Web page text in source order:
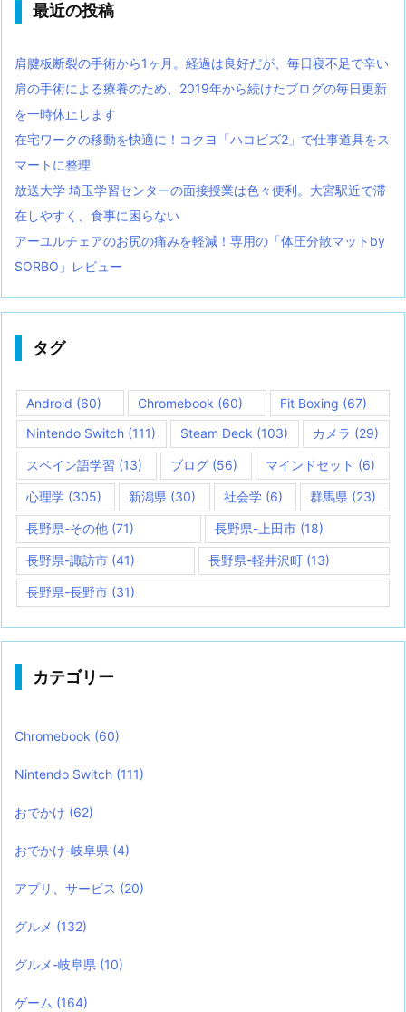
最近の投稿
肩腱板断裂の手術から1ヶ月。経過は良好だが、毎日寝不足で辛い
肩の手術による療養のため、2019年から続けたブログの毎日更新
を一時休止します
在宅ワークの移動を快適に！コクヨ「ハコビズ2」で仕事道具をス
マートに整理
放送大学 埼玉学習センターの面接授業は色々便利。大宮駅近で滞
在しやすく、食事に困らない
アーユルチェアのお尻の痛みを軽減！専用の「体圧分散マットby
SORBO」レビュー
タグ
Android (60) Chromebook (60) Fit Boxing (67)
Nintendo Switch (111) Steam Deck (103) カメラ (29)
スペイン語学習 (13) ブログ (56) マインドセット (6)
心理学 (305) 新潟県 (30) 社会学(6) 群馬県 (23)
長野県-その他 (71) 長野県-上田市(18)
長野県-諏訪市 (41) 長野県-軽井沢町 (13)
長野県-長野市 (31)
カテゴリー
Chromebook (60)
Nintendo Switch (111)
おでかけ (62)
おでかけ-岐阜県 (4)
アプリ、サービス (20)
グルメ (132)
グルメ-岐阜県 (10)
ゲーム (164)